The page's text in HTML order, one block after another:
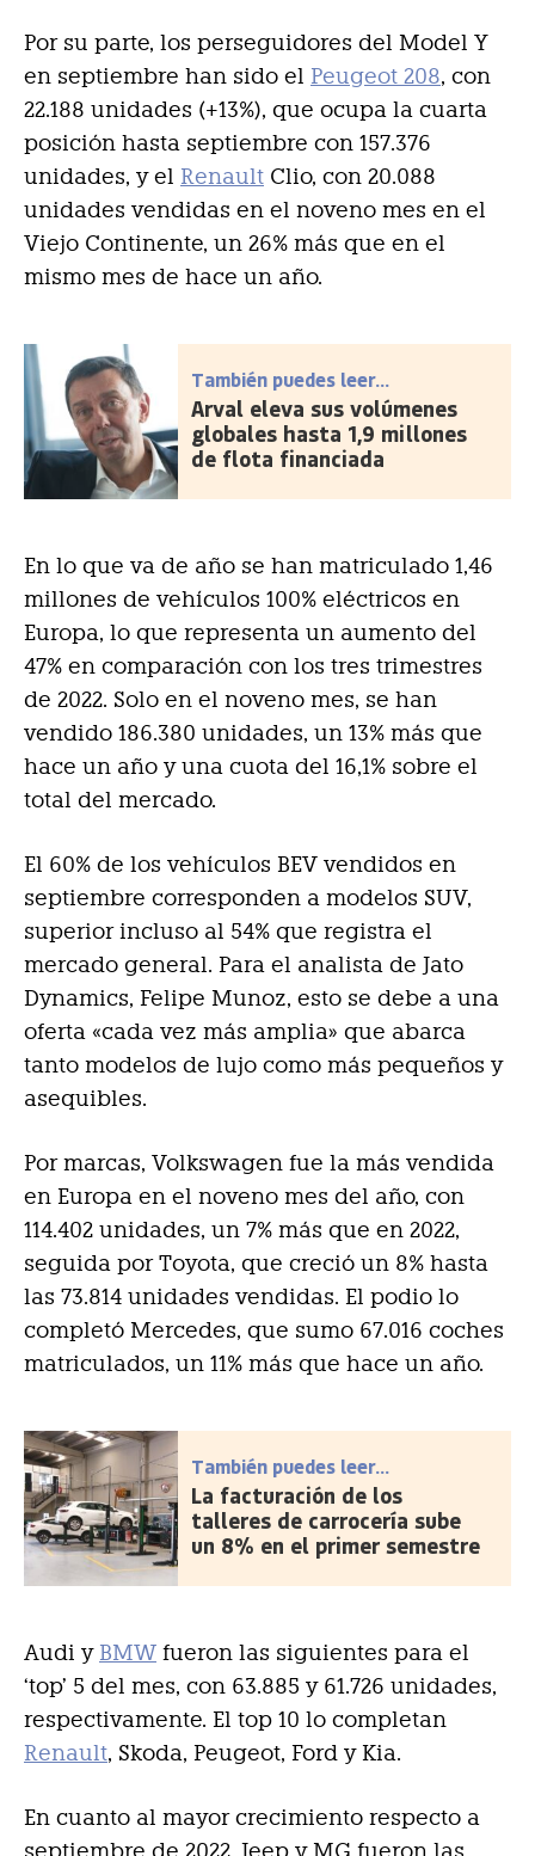
Por su parte, los perseguidores del Model Y
en septiembre han sido el Peugeot 208, con
22.188 unidades (+13%), que ocupa la cuarta
posición hasta septiembre con 157.376
unidades, y el Renault Clio, con 20.088
unidades vendidas en el noveno mes en el
Viejo Continente, un 26% más que en el
mismo mes de hace un año.
También puedes leer...
Arval eleva sus volúmenes
globales hasta 1,9 millones
de flota financiada
En lo que va de año se han matriculado 1,46
millones de vehículos 100% eléctricos en
Europa, lo que representa un aumento del
47% en comparación con los tres trimestres
de 2022. Solo en el noveno mes, se han
vendido 186.380 unidades, un 13% más que
hace un año y una cuota del 16,1% sobre el
total del mercado.
El 60% de los vehículos BEV vendidos en
septiembre corresponden a modelos SUV,
superior incluso al 54% que registra el
mercado general. Para el analista de Jato
Dynamics, Felipe Munoz, esto se debe a una
oferta «cada vez más amplia» que abarca
tanto modelos de lujo como más pequeños y
asequibles.
Por marcas, Volkswagen fue la más vendida
en Europa en el noveno mes del año, con
114.402 unidades, un 7% más que en 2022,
seguida por Toyota, que creció un 8% hasta
las 73.814 unidades vendidas. El podio lo
completó Mercedes, que sumo 67.016 coches
matriculados, un 11% más que hace un año.
También puedes leer...
La facturación de los
talleres de carrocería sube
un 8% en el primer semestre
Audi y BMW fueron las siguientes para el
‘top’ 5 del mes, con 63.885 y 61.726 unidades,
respectivamente. El top 10 lo completan
Renault, Skoda, Peugeot, Ford y Kia.
En cuanto al mayor crecimiento respecto a
septiembre de 2022, Jeep y MG fueron las